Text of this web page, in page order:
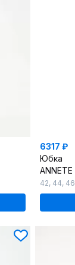
6317 ₽
Юбка
ANNETE
42, 44, 46